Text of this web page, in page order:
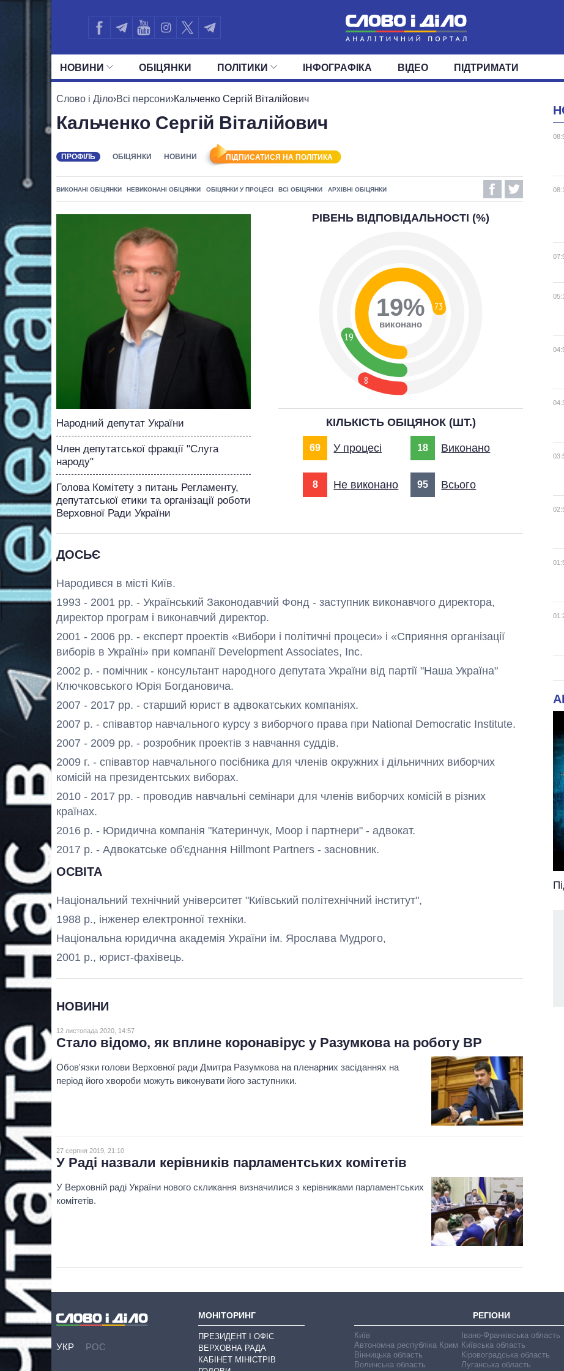
НОВИНИ
СТРІЧКА
ПОЛІТИКА
ОБIЦЯНКИ ПОЛIТИКИ
УСІ ПОЛІТИКИ ПРЕЗИДЕНТ І ОФІС ВЕРХОВНА РАДА
ІНФОГРАФІКА ВІДЕО ПІДТРИМАТИ
Слово і Діло›Всі персони›Кальченко Сергій Віталійович
Кальченко Сергій Віталійович
ПРОФІЛЬ ОБІЦЯНКИ НОВИНИ ПІДПИСАТИСЯ НА ПОЛІТИКА
ВИКОНАНІ ОБІЦЯНКИ НЕВИКОНАНІ ОБІЦЯНКИ ОБІЦЯНКИ У ПРОЦЕСІ ВСІ ОБІЦЯНКИ АРХІВНІ ОБІЦЯНКИ
Народний депутат України
Член депутатської фракції "Слуга
народу"
Голова Комітету з питань Регламенту,
депутатської етики та організації роботи
Верховної Ради України
ДОСЬЄ
Народився в місті Київ.
1993 - 2001 рр. - Український Законодавчий Фонд - заступник виконавчого директора,
директор програм і виконавчий директор.
2001 - 2006 рр. - експерт проектів «Вибори і політичні процеси» і «Сприяння організації
виборів в Україні» при компанії Development Associates, Inc.
2002 р. - помічник - консультант народного депутата України від партії "Наша Україна"
Ключковського Юрія Богдановича.
2007 - 2017 рр. - старший юрист в адвокатських компаніях.
2007 р. - співавтор навчального курсу з виборчого права при National Democratic Institute.
2007 - 2009 рр. - розробник проектів з навчання суддів.
2009 г. - співавтор навчального посібника для членів окружних і дільничних виборчих
комісій на президентських виборах.
2010 - 2017 рр. - проводив навчальні семінари для членів виборчих комісій в різних
країнах.
2016 р. - Юридична компанія "Катеринчук, Моор і партнери" - адвокат.
2017 р. - Адвокатське об'єднання Hillmont Partners - засновник.
ОСВІТА
Національний технічний університет "Київський політехнічний інститут",
1988 р., інженер електронної техніки.
Національна юридична академія України ім. Ярослава Мудрого,
2001 р., юрист-фахівець.
НОВИНИ
12 листопада 2020, 14:57
Стало відомо, як вплине коронавірус у Разумкова на роботу ВР
Обов'язки голови Верховної ради Дмитра Разумкова на пленарних засіданнях на
період його хвороби можуть виконувати його заступники.
27 серпня 2019, 21:10
У Раді назвали керівників парламентських комітетів
У Верховній раді України нового скликання визначилися з керівниками парламентських
комітетів.
РІВЕНЬ ВІДПОВІДАЛЬНОСТІ (%)
8
19
73
19%
виконано
КІЛЬКІСТЬ ОБІЦЯНОК (ШТ.)
69 У процесі 18 Виконано
8 Не виконано 95 Всього
великої війни
УКР РОС
МОНІТОРИНГ
ПРЕЗИДЕНТ І ОФІС
ВЕРХОВНА РАДА
КАБІНЕТ МІНІСТРІВ
РЕГІОНИ
Київ
Автономна республіка Крим
Вінницька область
Волинська область
Івано-Франківська область
Київська область
Кіровоградська область
Луганська область